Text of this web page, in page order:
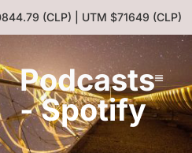
(CLP) | UTM $71649 (CLP) |
Podcasts
- Spotify